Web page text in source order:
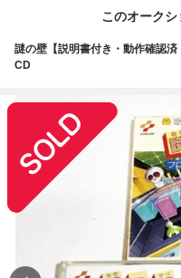
このオーク
謎の壁【説明書付き・動作確認
CD